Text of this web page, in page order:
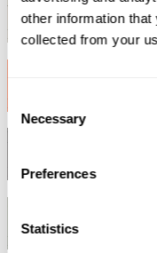
other information that
collected from your
Consent
Selection
Necessary
Preferences
Statistics
NCS S 3005-Y20R
NCS S 1080-Y70R
RAL 8019